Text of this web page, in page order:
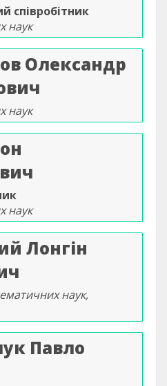
співробітник
наук
Олександр
наук
наук
Лонгін
наук,
Павло